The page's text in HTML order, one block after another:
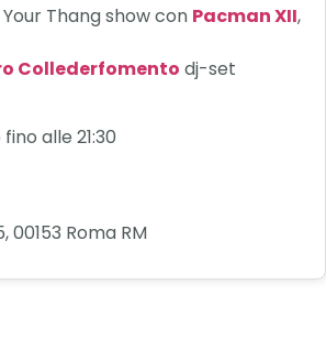
Your Thang show con Pacman XII,
Collederfomento dj-set
alle 21:30
00153 Roma RM